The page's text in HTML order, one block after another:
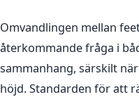
Omvandlingen mellan
återkommande fråga i
sammanhang, särskilt
höjd. Standarden för att